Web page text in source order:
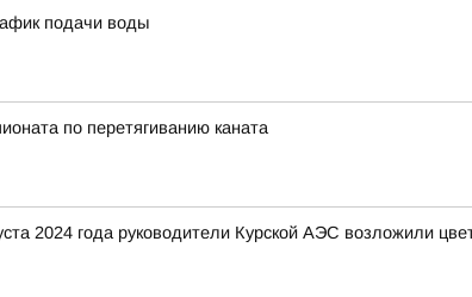
подачи воды
по перетягиванию каната
2024 года руководители Курской АЭС возложили